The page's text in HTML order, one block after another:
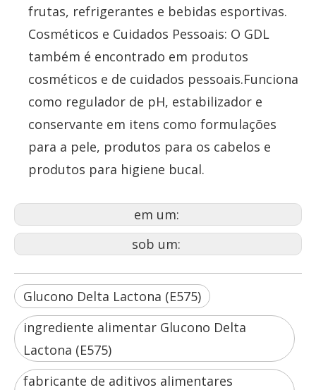
frutas, refrigerantes e bebidas esportivas.
Cosméticos e Cuidados Pessoais: O GDL
também é encontrado em produtos
cosméticos e de cuidados pessoais.Funciona
como regulador de pH, estabilizador e
conservante em itens como formulações
para a pele, produtos para os cabelos e
produtos para higiene bucal.
em um:
sob um:
Glucono Delta Lactona (E575)
ingrediente alimentar Glucono Delta
Lactona (E575)
fabricante de aditivos alimentares